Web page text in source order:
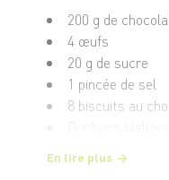
200 g de
4 œufs
20 g de sucre
1 pincée de sel
8 biscuits au
chocolat
En lire plus